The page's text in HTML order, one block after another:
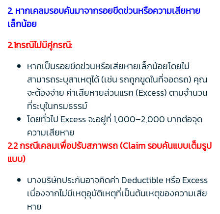
2. หากเคลมรอบคันมาจากรอยขีดข่วนหรือความเสียหาย
เล็กน้อย
2.1กรณีไม่มีคู่กรณี:
หากเป็นรอยขีดข่วนหรือเสียหายเล็กน้อยโดยไม่
สามารถระบุสาเหตุได้ (เช่น รถถูกขูดในที่จอดรถ) คุณ
จะต้องจ่าย ค่าเสียหายส่วนแรก (Excess) ตามจำนวน
ที่ระบุในกรมธรรม์
โดยทั่วไป Excess จะอยู่ที่ 1,000–2,000 บาทต่อจุด
ความเสียหาย
2.2 กรณีเคลมเพื่อปรับสภาพรถ (Claim รอบคันแบบเต็มรูป
แบบ)
บางบริษัทประกันอาจคิดค่า Deductible หรือ Excess
เนื่องจากไม่มีเหตุอุบัติเหตุที่เป็นต้นเหตุของความเสีย
หาย